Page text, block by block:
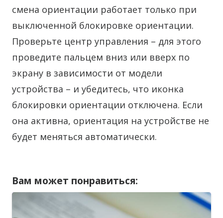
смена ориентации работает только при
выключенной блокировке ориентации.
Проверьте центр управления – для этого
проведите пальцем вниз или вверх по
экрану в зависимости от модели
устройства – и убедитесь, что иконка
блокировки ориентации отключена. Если
она активна, ориентация на устройстве не
будет меняться автоматически.
Вам может понравиться: